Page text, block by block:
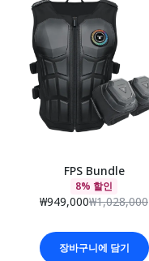
FPS Bundle
8% 할인
₩949,000₩1,028,000
장바구니에 담기